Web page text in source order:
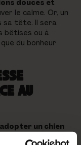
douces et
le calme. Or, un
sa tête. Il sera
bêtises ou à
du bonheur
AU
adopter un chien